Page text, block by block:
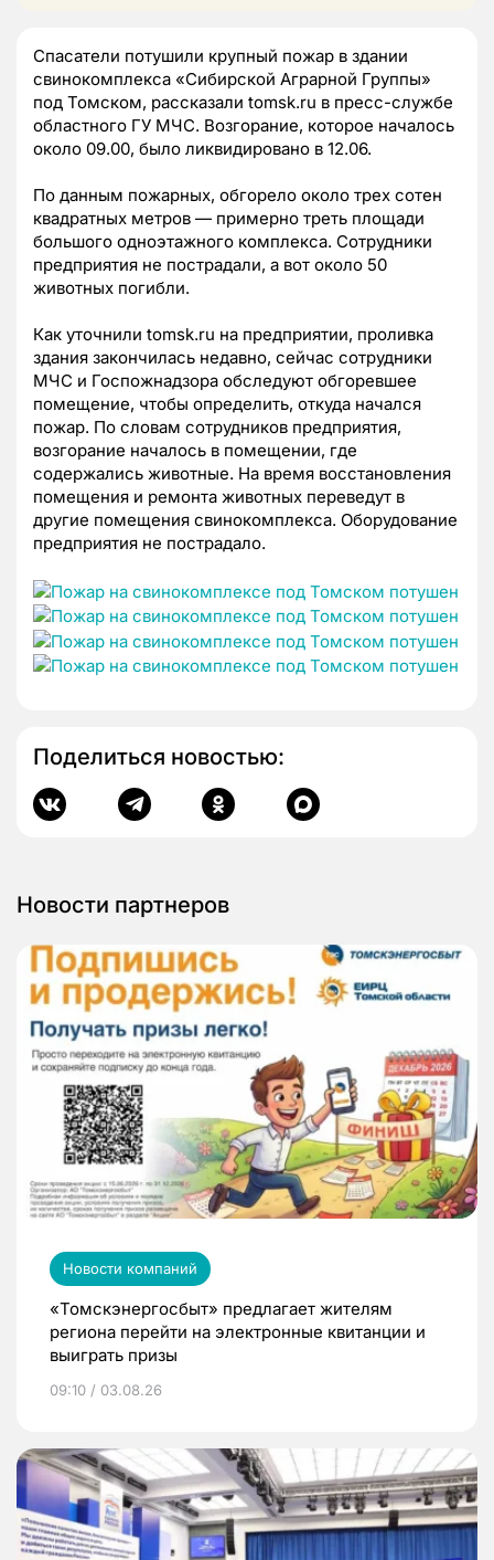
Спасатели потушили крупный пожар в здании
свинокомплекса «Сибирской Аграрной Группы»
под Томском, рассказали tomsk.ru в пресс-службе
областного ГУ МЧС. Возгорание, которое началось
около 09.00, было ликвидировано в 12.06.
По данным пожарных, обгорело около трех сотен
квадратных метров — примерно треть площади
большого одноэтажного комплекса. Сотрудники
предприятия не пострадали, а вот около 50
животных погибли.
Как уточнили tomsk.ru на предприятии, проливка
здания закончилась недавно, сейчас сотрудники
МЧС и Госпожнадзора обследуют обгоревшее
помещение, чтобы определить, откуда начался
пожар. По словам сотрудников предприятия,
возгорание началось в помещении, где
содержались животные. На время восстановления
помещения и ремонта животных переведут в
другие помещения свинокомплекса. Оборудование
предприятия не пострадало.
Поделиться новостью:
Новости партнеров
Новости компаний
«Томскэнергосбыт» предлагает жителям
региона перейти на электронные квитанции и
выиграть призы
09:10 / 03.08.26